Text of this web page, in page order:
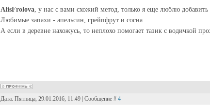
AlisFrolova, у нас с вами схожий метод, только я еще люблю
Любимые запахи - апельсин, грейпфрут и сосна.
А если в деревне нахожусь, то неплохо помогает тазик с водичкой
Дата: Пятница, 29.01.2016, 11:49 | Сообщение # 4